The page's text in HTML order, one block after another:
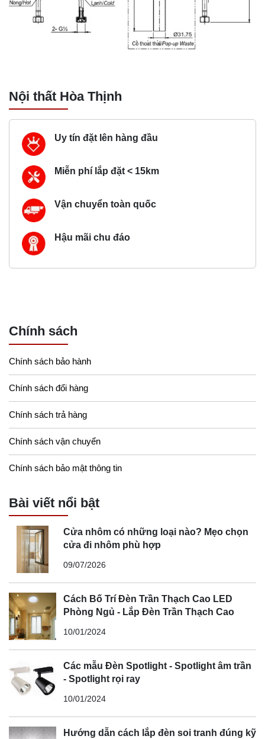
Nội thất Hòa Thịnh
Uy tín đặt lên hàng đầu
Miễn phí lắp đặt < 15km
Vận chuyển toàn quốc
Hậu mãi chu đáo
Chính sách
Chính sách bảo hành
Chính sách đổi hàng
Chính sách trả hàng
Chính sách vận chuyển
Chính sách bảo mật thông tin
Bài viết nổi bật
Cửa nhôm có những loại nào? Mẹo chọn
cửa đi nhôm phù hợp
09/07/2026
Cách Bố Trí Đèn Trần Thạch Cao LED
Phòng Ngủ - Lắp Đèn Trần Thạch Cao
10/01/2024
Các mẫu Đèn Spotlight - Spotlight âm trần
- Spotlight rọi ray
10/01/2024
Hướng dẫn cách lắp đèn soi tranh đúng kỹ